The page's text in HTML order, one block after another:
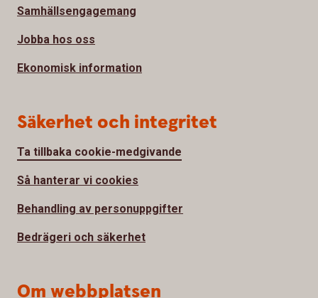
Samhällsengagemang
Jobba hos oss
Ekonomisk information
Säkerhet och integritet
Ta tillbaka cookie-medgivande
Så hanterar vi cookies
Behandling av personuppgifter
Bedrägeri och säkerhet
Om webbplatsen